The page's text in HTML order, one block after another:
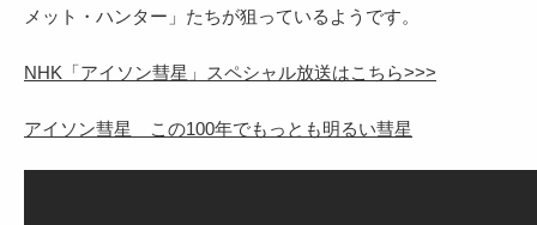
メット・ハンター」たちが狙っているようです。
NHK「アイソン彗星」スペシャル放送はこちら>>>
アイソン彗星 この100年でもっとも明るい彗星